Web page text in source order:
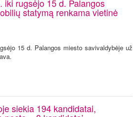
iki rugsėjo 15 d. Palangos
statymą renkama vietinė
15 d. Palangos miesto savivaldybėje už
siekia 194 kandidatai,